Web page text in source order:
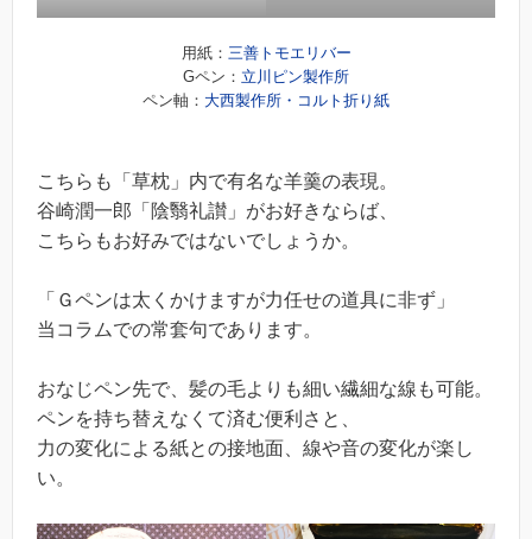
用紙： 三善トモエリバー
Gペン： 立川ピン製作所
ペン軸： 大西製作所・コルト折り紙
こちらも「草枕」内で有名な羊羹の表現。
谷崎潤一郎「陰翳礼讃」がお好きならば、
こちらもお好みではないでしょうか。
「Ｇペンは太くかけますが力任せの道具に非ず」
当コラムでの常套句であります。
おなじペン先で、髪の毛よりも細い繊細な線も可能。
ペンを持ち替えなくて済む便利さと、
力の変化による紙との接地面、線や音の変化が楽し
い。